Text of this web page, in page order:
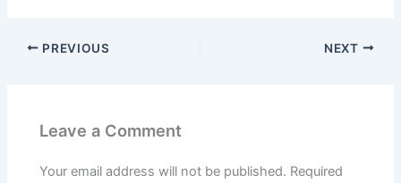
PREVIOUS NEXT
Leave a Comment
Your email address will not be published. Required